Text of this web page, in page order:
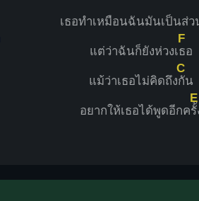
เธอทำเหมือนฉันมันเป็นส่ว
แต่ว่าฉันก็ยังห่วงเ
F
ธอ
แม้ว่าเธอไม่คิดถึง
C
กัน
อยากให้เธอได้พูดอีกค
E
รั้